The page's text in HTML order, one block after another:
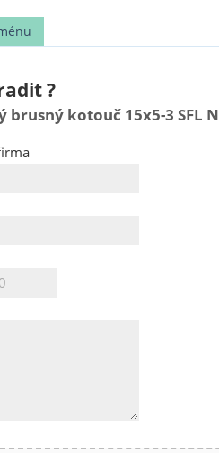
?
kotouč 15x5-3 SFL